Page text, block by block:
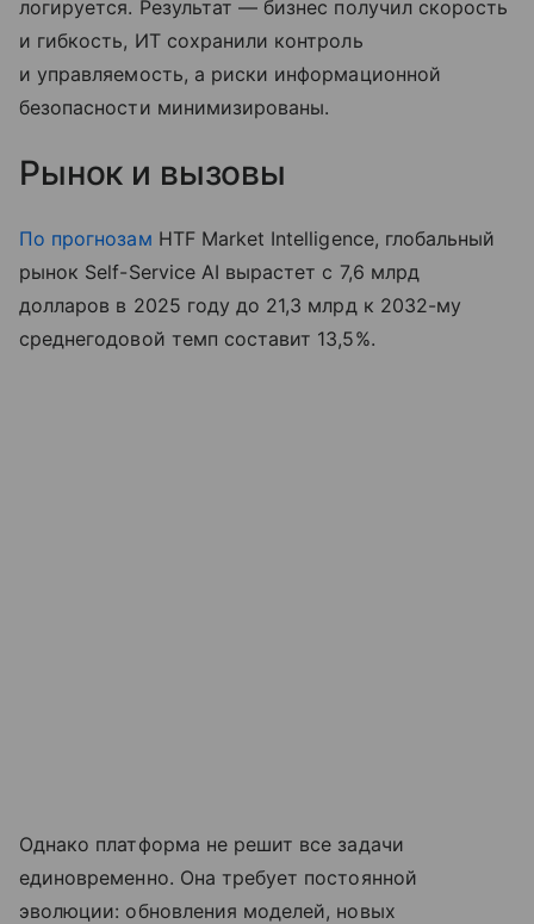
логируется. Результат — бизнес получил скорость
и гибкость, ИТ сохранили контроль
и управляемость, а риски информационной
безопасности минимизированы.
Рынок и вызовы
По прогнозам HTF Market Intelligence, глобальный
рынок Self-Service AI вырастет с 7,6 млрд
долларов в 2025 году до 21,3 млрд к 2032-му
среднегодовой темп составит 13,5%.
Однако платформа не решит все задачи
единовременно. Она требует постоянной
эволюции: обновления моделей, новых